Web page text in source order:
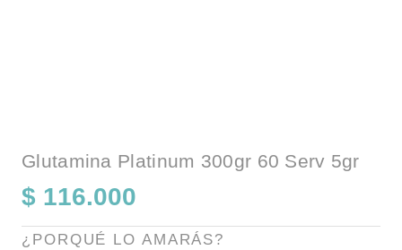
Glutamina Platinum 300gr 60 Serv 5gr
$ 116.000
¿PORQUÉ LO AMARÁS?